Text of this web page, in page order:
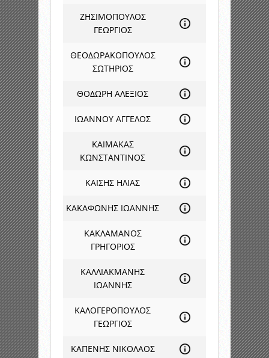
ΖΗΣΙΜΟΠΟΥΛΟΣ
ΓΕΩΡΓΙΟΣ
ΘΕΟΔΩΡΑΚΟΠΟΥΛΟΣ
ΣΩΤΗΡΙΟΣ
ΘΟΔΩΡΗ ΑΛΕΞΙΟΣ
ΙΩΑΝΝΟΥ ΑΓΓΕΛΟΣ
ΚΑΙΜΑΚΑΣ
ΚΩΝΣΤΑΝΤΙΝΟΣ
ΚΑΙΣΗΣ ΗΛΙΑΣ
ΚΑΚΑΦΩΝΗΣ ΙΩΑΝΝΗΣ
ΚΑΚΛΑΜΑΝΟΣ
ΓΡΗΓΟΡΙΟΣ
ΚΑΛΛΙΑΚΜΑΝΗΣ
ΙΩΑΝΝΗΣ
ΚΑΛΟΓΕΡΟΠΟΥΛΟΣ
ΓΕΩΡΓΙΟΣ
ΚΑΠΕΝΗΣ ΝΙΚΟΛΑΟΣ